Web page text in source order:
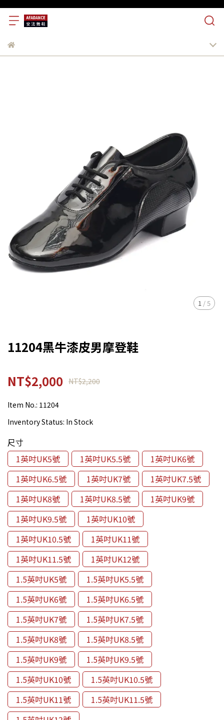
1 /5
11204黑牛漆皮男摩登鞋
NT$2,000 NT$2,200
Item No.: 11204
Inventory Status: In Stock
尺寸
1英吋UK5號
1英吋UK5.5號
1英吋UK6號
1英吋UK6.5號
1英吋UK7號
1英吋UK7.5號
1英吋UK8號
1英吋UK8.5號
1英吋UK9號
1英吋UK9.5號
1英吋UK10號
1英吋UK10.5號
1英吋UK11號
1英吋UK11.5號
1英吋UK12號
1.5英吋UK5號
1.5英吋UK5.5號
1.5英吋UK6號
1.5英吋UK6.5號
1.5英吋UK7號
1.5英吋UK7.5號
1.5英吋UK8號
1.5英吋UK8.5號
1.5英吋UK9號
1.5英吋UK9.5號
1.5英吋UK10號
1.5英吋UK10.5號
1.5英吋UK11號
1.5英吋UK11.5號